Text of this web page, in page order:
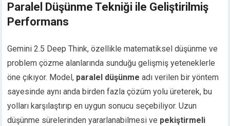
Paralel Düşünme Tekniği ile Geliştirilmiş
Performans
Gemini 2.5 Deep Think, özellikle matematiksel düşünme ve
problem çözme alanlarında sunduğu gelişmiş yeteneklerle
öne çıkıyor. Model, paralel düşünme adı verilen bir yöntem
sayesinde aynı anda birden fazla çözüm yolu üreterek, bu
yolları karşılaştırıp en uygun sonucu seçebiliyor. Uzun
düşünme sürelerinden yararlanabilmesi ve pekiştirmeli